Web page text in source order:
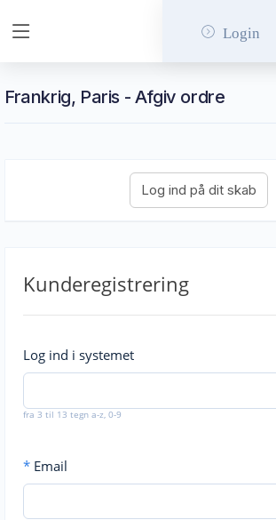
Login
Frankrig, Paris - Afgiv ordre
Kunderegistrering
Log ind i systemet
fra 3 til 13 tegn a-z, 0-9
* Email